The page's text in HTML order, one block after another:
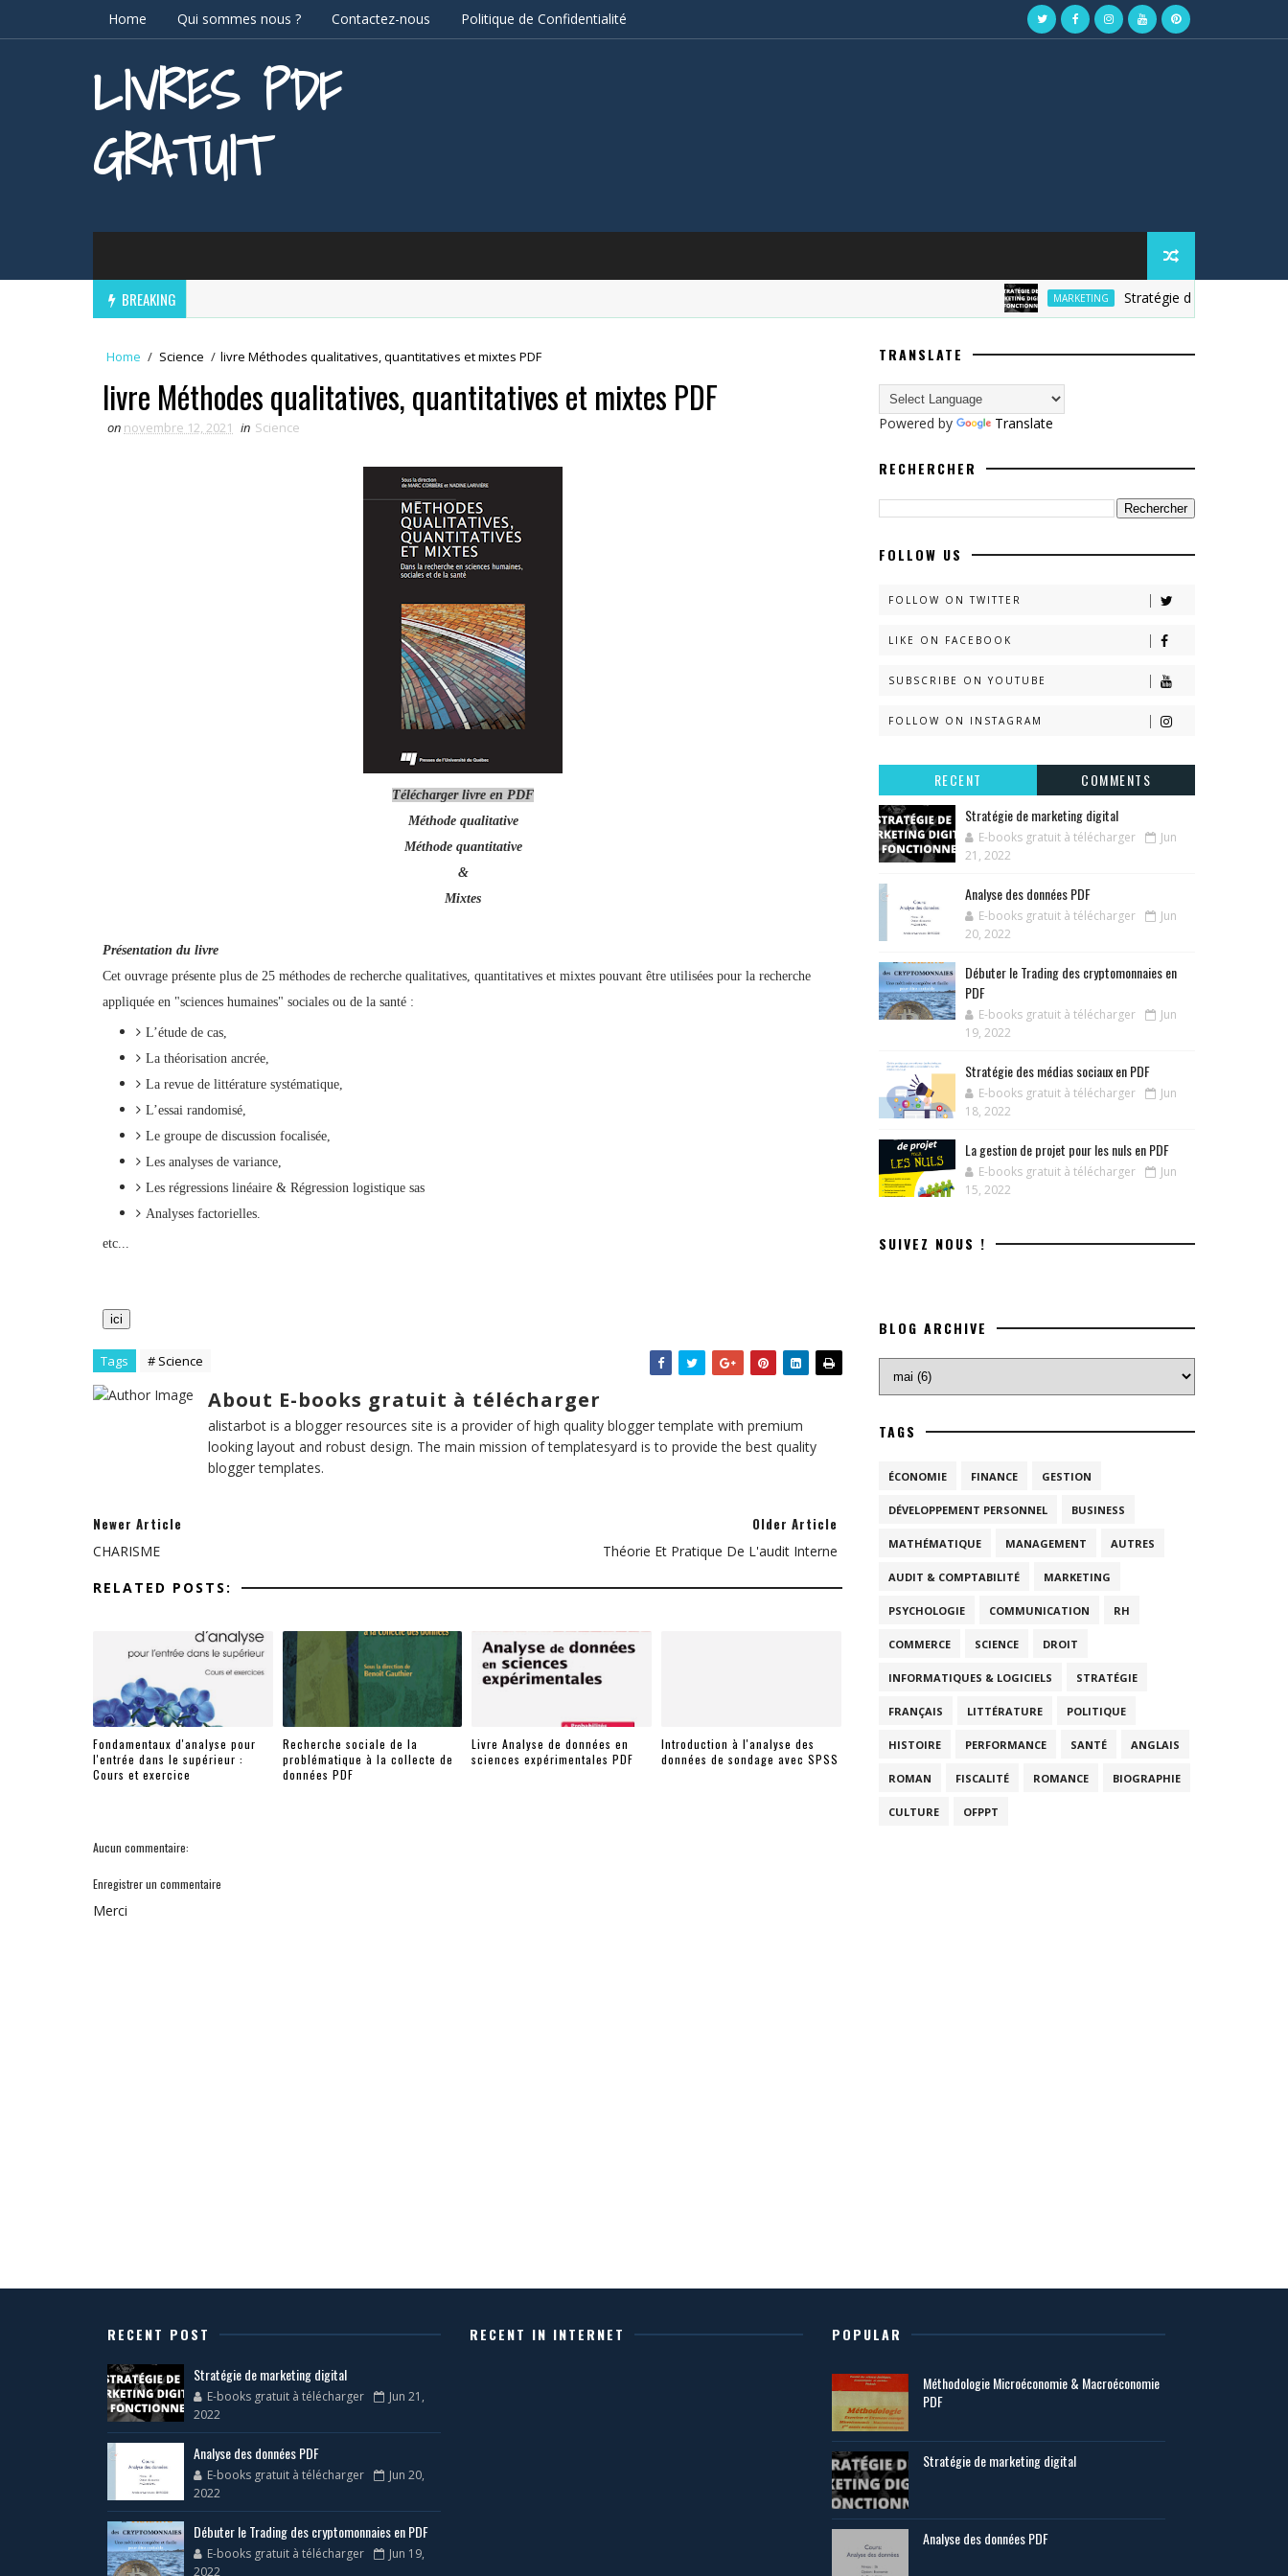
Home Qui sommes nous ? Contactez-nous Politique de Confidentialité
LIVRES PDF
GRATUIT
BREAKING MARKETING Stratégie de marketing digital
Home / Science / livre Méthodes qualitatives, quantitatives et mixtes PDF
livre Méthodes qualitatives, quantitatives et mixtes PDF
on novembre 12, 2021 in Science
Télécharger livre en PDF
Méthode qualitative
Méthode quantitative
&
Mixtes
Présentation du livre
Cet ouvrage présente plus de 25 méthodes de recherche qualitatives, quantitatives et mixtes pouvant être utilisées pour la recherche
appliquée en "sciences humaines" sociales ou de la santé :
L’étude de cas,
La théorisation ancrée,
La revue de littérature systématique,
L’essai randomisé,
Le groupe de discussion focalisée,
Les analyses de variance,
Les régressions linéaire & Régression logistique sas
Analyses factorielles.
etc...
ici
Tags # Science
About E-books gratuit à télécharger
alistarbot is a blogger resources site is a provider of high quality blogger template with premium
looking layout and robust design. The main mission of templatesyard is to provide the best quality
blogger templates.
Newer Article
CHARISME
Older Article
Théorie Et Pratique De L'audit Interne
RELATED POSTS:
Fondamentaux d'analyse pour
l'entrée dans le supérieur :
Cours et exercice
Recherche sociale de la
problématique à la collecte de
données PDF
Livre Analyse de données en
sciences expérimentales PDF
Introduction à l'analyse des
données de sondage avec SPSS
Aucun commentaire:
Enregistrer un commentaire
Merci
TRANSLATE
Powered by Translate
RECHERCHER
FOLLOW US
FOLLOW ON TWITTER
LIKE ON FACEBOOK
SUBSCRIBE ON YOUTUBE
FOLLOW ON INSTAGRAM
RECENT
COMMENTS
Stratégie de marketing digital
E-books gratuit à télécharger
Jun
21, 2022
Analyse des données PDF
E-books gratuit à télécharger
Jun
20, 2022
Débuter le Trading des cryptomonnaies en
PDF
E-books gratuit à télécharger
Jun
19, 2022
Stratégie des médias sociaux en PDF
E-books gratuit à télécharger
Jun
18, 2022
La gestion de projet pour les nuls en PDF
E-books gratuit à télécharger
Jun
15, 2022
SUIVEZ NOUS !
BLOG ARCHIVE
TAGS
ÉCONOMIE FINANCE GESTION
DÉVELOPPEMENT PERSONNEL BUSINESS
MATHÉMATIQUE MANAGEMENT AUTRES
AUDIT & COMPTABILITÉ MARKETING
PSYCHOLOGIE COMMUNICATION RH
COMMERCE SCIENCE DROIT
INFORMATIQUES & LOGICIELS STRATÉGIE
FRANÇAIS LITTÉRATURE POLITIQUE
HISTOIRE PERFORMANCE SANTÉ ANGLAIS
ROMAN FISCALITÉ ROMANCE BIOGRAPHIE
CULTURE OFPPT
RECENT POST
Stratégie de marketing digital
E-books gratuit à télécharger
Jun 21,
2022
Analyse des données PDF
E-books gratuit à télécharger
Jun 20,
2022
Débuter le Trading des cryptomonnaies en PDF
E-books gratuit à télécharger
Jun 19,
2022
RECENT IN INTERNET POPULAR
Méthodologie Microéconomie & Macroéconomie
PDF
Stratégie de marketing digital
Analyse des données PDF